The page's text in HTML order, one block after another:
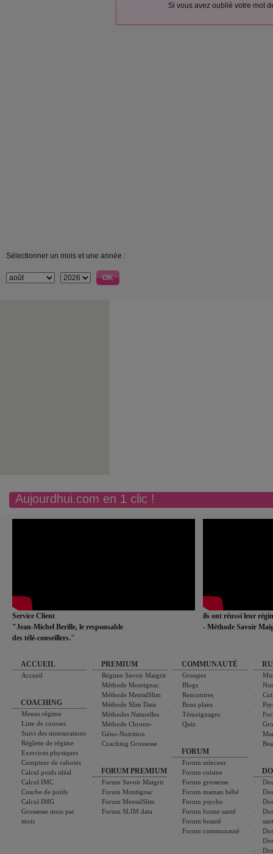
Si vous avez oublié votre mot
Sélectionner un mois et une année :
Aujourdhui.com en 1 clic !
Service Client
"Jean-Michel Berille, le responsable
des télé-conseillers."
ils ont réussi leur
- Méthode Savoir
ACCUEIL
Accueil
COACHING
Menus régime
Liste de courses
Suivi des mensurations
Réglette de régime
Exercices physiques
Compteur de calories
Calcul poids idéal
Calcul IMC
Courbe de poids
Calcul IMG
Grossesse mois par
mois
PREMIUM
Régime Savoir Maigrir
Méthode Montignac
Méthode MentalSlim
Méthode Slim Data
Méthodes Naturelles
Méthode Chrono-
Géno-Nutrition
Coaching Grossesse
FORUM PREMIUM
Forum Savoir Maigrir
Forum Montignac
Forum MentalSlim
Forum SLIM data
COMMUNAUTÉ
Groupes
Blogs
Rencontres
Bons plans
Témoignages
Quiz
FORUM
Forum minceur
Forum cuisine
Forum grossesse
Forum maman bébé
Forum psycho
Forum forme santé
Forum beauté
Forum communauté